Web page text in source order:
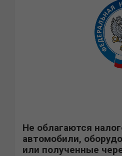
Не облагаются
автомобили,
или полученные